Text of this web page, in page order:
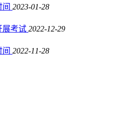
2023-01-28
展考试 2022-12-29
2022-11-28